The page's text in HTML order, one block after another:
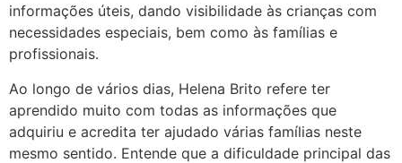
informações úteis, dando visibilidade às crianças com
necessidades especiais, bem como às famílias e
profissionais.
Ao longo de vários dias, Helena Brito refere ter
aprendido muito com todas as informações que
adquiriu e acredita ter ajudado várias famílias neste
mesmo sentido. Entende que a dificuldade principal das